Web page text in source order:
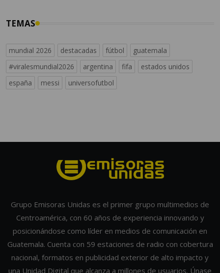
TEMAS
mundial 2026 destacadas fútbol
guatemala
#viralesmundial2026
argentina fifa
estados unidos
españa
messi universofutbol
Grupo Emisoras Unidas es el primer grupo multimedios de
Centroamérica, con 60 años de experiencia innovando y
posicionándose como líder en medios de comunicación en
Guatemala. Cuenta con 59 estaciones de radio con cobertura
nacional, formatos en publicidad exterior de alto impacto y
una Unidad Digital que alcanza a millones de usuarios. Únase